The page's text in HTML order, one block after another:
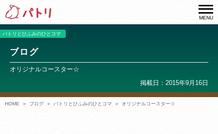
MENU
パトリとひふみのひとコマ
ブログ
オリジナルコースター☆
掲載日：2015年9月16日
HOME ブログ パトリとひふみのひとコマ オリジナルコースター☆